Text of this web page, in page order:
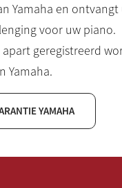
Yamaha en
voor uw piano.
geregistreerd
Yamaha.
YAMAHA